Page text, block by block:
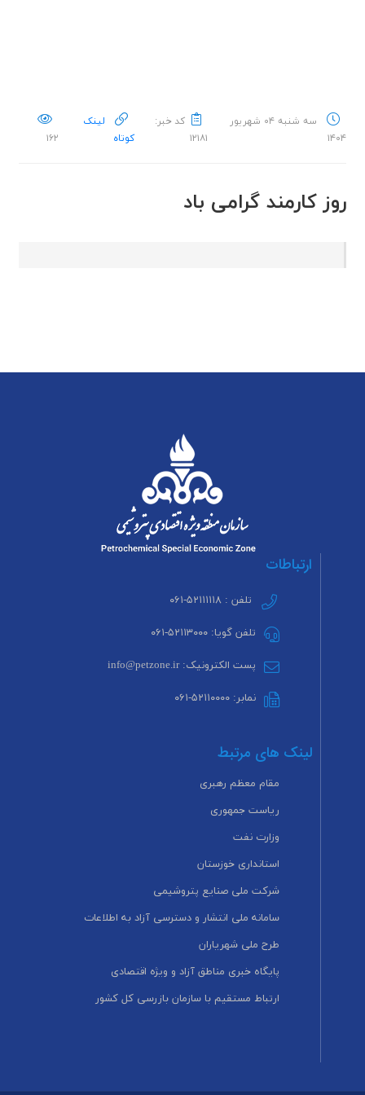
سه شنبه ۰۴ شهریور
۱۴۰۴
کد خبر:
۱۲۱۸۱
لینک
کوتاه
۱۶۲
روز کارمند گرامی باد
ارتباطات
تلفن : ۵۲۱۱۱۱۱۸-۰۶۱
تلفن گویا: ۵۲۱۱۳۰۰۰-۰۶۱
پست الکترونیک: info@petzone.ir
نمابر: ۵۲۱۱۰۰۰۰-۰۶۱
لینک های مرتبط
مقام معظم رهبری
ریاست جمهوری
وزارت نفت
استانداری خوزستان
شرکت ملی صنایع پتروشیمی
سامانه ملی انتشار و دسترسی آزاد به اطلاعات
طرح ملی شهریاران
پایگاه خبری مناطق آزاد و ویژه اقتصادی
ارتباط مستقیم با سازمان بازرسی کل کشور